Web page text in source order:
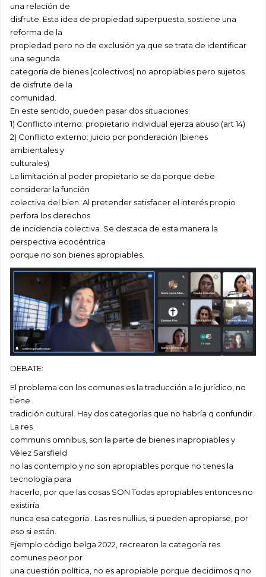
una relación de
disfrute. Esta idea de propiedad superpuesta, sostiene una
reforma de la
propiedad pero no de exclusión ya que se trata de identificar
una segunda
categoría de bienes (colectivos) no apropiables pero sujetos
de disfrute de la
comunidad.
En este sentido, pueden pasar dos situaciones:
1) Conflicto interno: propietario individual ejerza abuso (art 14)
2) Conflicto externo: juicio por ponderación (bienes
ambientales y
culturales)
La limitación al poder propietario se da porque debe
considerar la función
colectiva del bien. Al pretender satisfacer el interés propio
perfora los derechos
de incidencia colectiva. Se destaca de esta manera la
perspectiva ecocéntrica
porque no son bienes apropiables.
DEBATE:
El problema con los comunes es la traducción a lo jurídico, no
tiene
tradición cultural. Hay dos categorías que no habría q confundir.
La res
communis omnibus, son la parte de bienes inapropiables y
Vélez Sarsfield
no las contemplo y no son apropiables porque no tenes la
tecnología para
hacerlo, por que las cosas SON Todas apropiables entonces no
existiría
nunca esa categoría . Las res nullius, si pueden apropiarse, por
eso si están.
Ejemplo código belga 2022, recrearon la categoría res
comunes peor por
una cuestión política, no es apropiable porque decidimos q no